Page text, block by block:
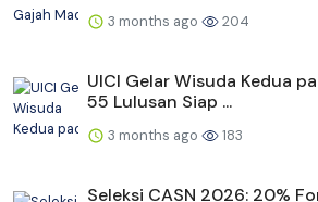
3 months ago 204
UICI Gelar Wisuda Kedua
55 Lulusan Siap ...
3 months ago 183
Seleksi CASN 2026: 20%